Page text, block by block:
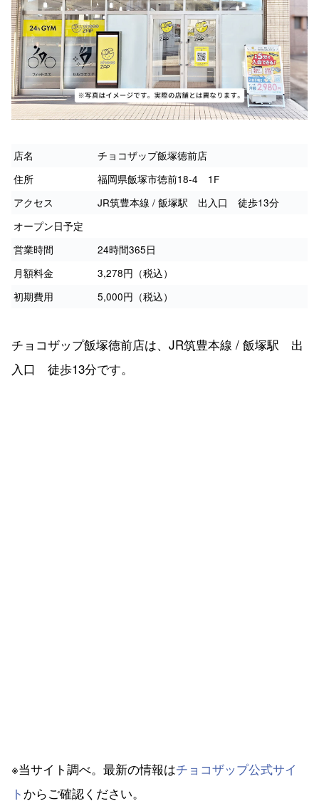
店名
チョコザップ飯塚徳前店
住所
福岡県飯塚市徳前18-4 1F
アクセス
JR筑豊本線 / 飯塚駅 出入口 徒歩13分
オープン日予定
営業時間
24時間365日
月額料金
3,278円（税込）
初期費用
5,000円（税込）
チョコザップ飯塚徳前店は、JR筑豊本線 / 飯塚駅 出
入口 徒歩13分です。
※当サイト調べ。最新の情報はチョコザップ公式サイ
ト からご確認ください。